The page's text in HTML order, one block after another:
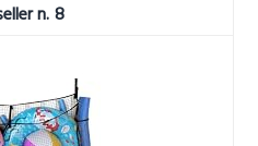
8